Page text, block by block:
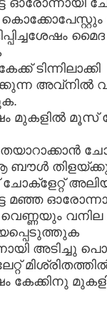
ടിന്നിലാക്കി
അവ്നില്‍
മുകളില്‍ മൂസ്
ബൗള്‍
ചോക്ളേറ്റ്
മഞ്ഞ
വെണ്ണയും
അടിച്ചു
കേക്കിനു